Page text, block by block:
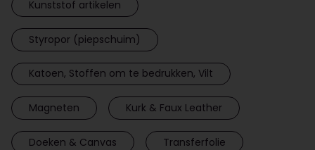
Kunststof artikelen
Styropor (piepschuim)
Katoen, Stoffen om te bedrukken, Vilt
Magneten Kurk & Faux Leather
Doeken & Canvas Transferfolie